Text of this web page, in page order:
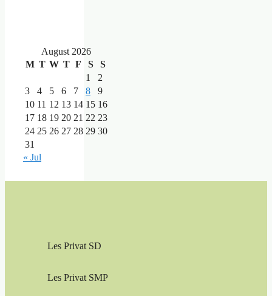
August 2026
M T W T F S
S
1
2
3
4 5 6 7 8
9
10 11 12 13 14 15 16
17 18 19 20 21 22 23
24 25 26 27 28 29 30
31
« Jul
Les Privat SD
Les Privat SMP